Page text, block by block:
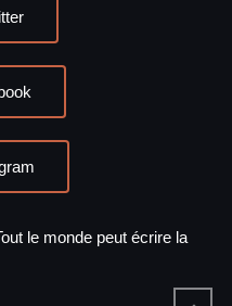
le monde peut écrire la